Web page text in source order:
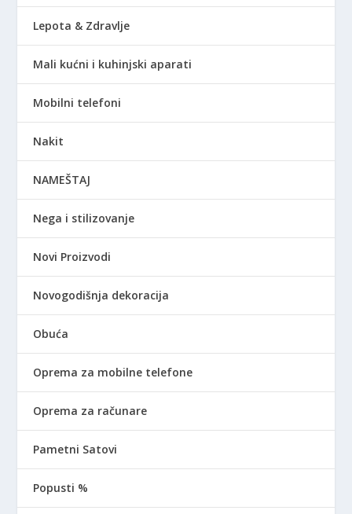
Lepota & Zdravlje
Mali kućni i kuhinjski aparati
Mobilni telefoni
Nakit
NAMEŠTAJ
Nega i stilizovanje
Novi Proizvodi
Novogodišnja dekoracija
Obuća
Oprema za mobilne telefone
Oprema za računare
Pametni Satovi
Popusti %